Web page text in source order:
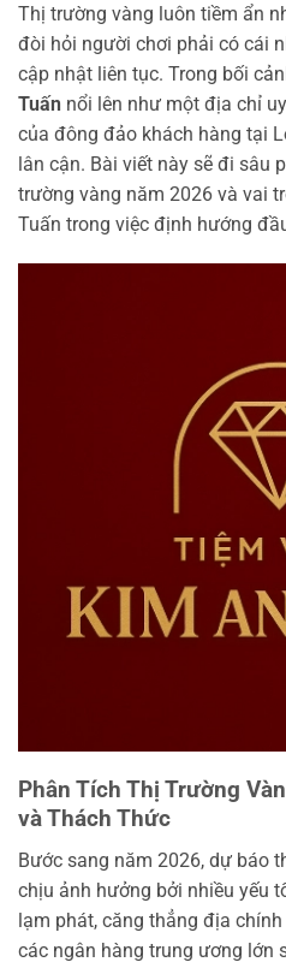
Thị trường vàng luôn tiềm ẩn
đòi hỏi người chơi phải có cái
cập nhật liên tục. Trong bối
Tuấn nổi lên như một địa chỉ
của đông đảo khách hàng tại
lân cận. Bài viết này sẽ đi sâu
trường vàng năm 2026 và vai
Tuấn trong việc định hướng
Phân Tích Thị Trường
và Thách Thức
Bước sang năm 2026, dự báo
chịu ảnh hưởng bởi nhiều yếu
lạm phát, căng thẳng địa
các ngân hàng trung ương lớn